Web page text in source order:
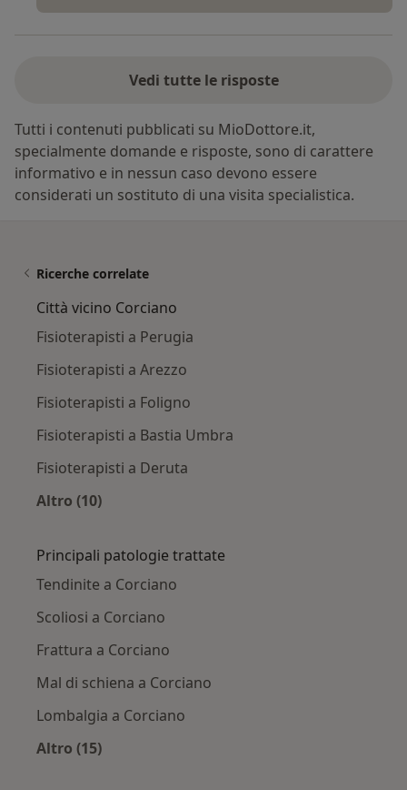
Vedi tutte le risposte
Tutti i contenuti pubblicati su MioDottore.it,
specialmente domande e risposte, sono di carattere
informativo e in nessun caso devono essere
considerati un sostituto di una visita specialistica.
Ricerche correlate
Città vicino Corciano
Fisioterapisti a Perugia
Fisioterapisti a Arezzo
Fisioterapisti a Foligno
Fisioterapisti a Bastia Umbra
Fisioterapisti a Deruta
Altro (10)
Principali patologie trattate
Tendinite a Corciano
Scoliosi a Corciano
Frattura a Corciano
Mal di schiena a Corciano
Lombalgia a Corciano
Altro (15)